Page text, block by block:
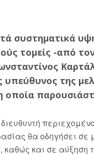
συστηματικά
τομείς -από
υπεύθυνος της
οποία
θα οδηγήσει σε
και σε αύξηση